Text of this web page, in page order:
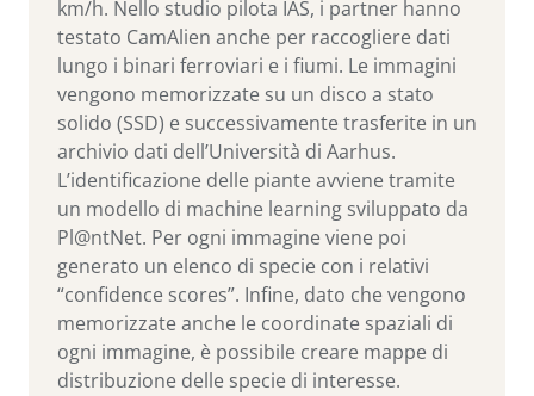
km/h. Nello studio pilota IAS, i partner hanno
testato CamAlien anche per raccogliere dati
lungo i binari ferroviari e i fiumi. Le immagini
vengono memorizzate su un disco a stato
solido (SSD) e successivamente trasferite in un
archivio dati dell’Università di Aarhus.
L’identificazione delle piante avviene tramite
un modello di machine learning sviluppato da
Pl@ntNet. Per ogni immagine viene poi
generato un elenco di specie con i relativi
“confidence scores”. Infine, dato che vengono
memorizzate anche le coordinate spaziali di
ogni immagine, è possibile creare mappe di
distribuzione delle specie di interesse.